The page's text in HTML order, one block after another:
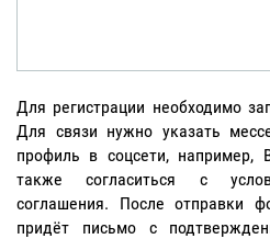
Для регистрации необходимо
Для связи нужно указать
профиль в соцсети, например,
также согласиться с
соглашения. После отправки
придёт письмо с